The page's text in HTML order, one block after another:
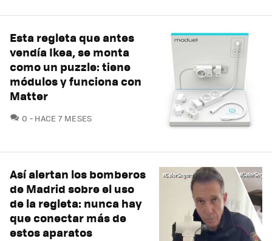
Esta regleta que antes
vendía Ikea, se monta
como un puzzle: tiene
módulos y funciona con
Matter
0 COMENTARIOS
HACE 7 MESES
Así alertan los bomberos
de Madrid sobre el uso
de la regleta: nunca hay
que conectar más de
estos aparatos